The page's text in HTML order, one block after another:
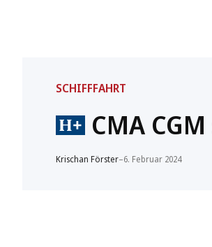
SCHIFFFAHRT
CMA
Krischan Förster–6. Februar 2024